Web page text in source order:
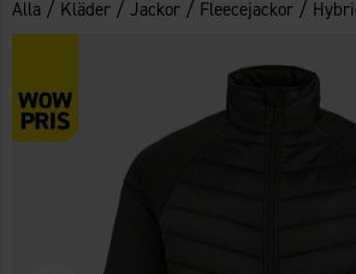
Alla / Kläder /Jackor / Fleecejackor /